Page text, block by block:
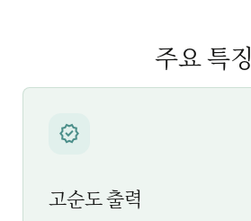
주요 특징
verified
고순도 출력